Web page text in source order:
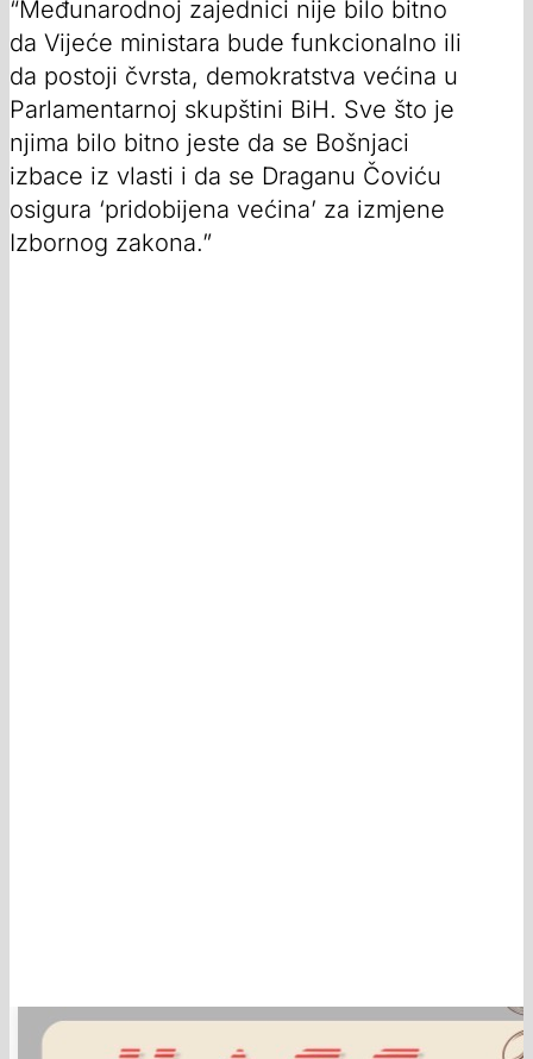
“Međunarodnoj zajednici nije bilo bitno
da Vijeće ministara bude funkcionalno ili
da postoji čvrsta, demokratstva većina u
Parlamentarnoj skupštini BiH. Sve što je
njima bilo bitno jeste da se Bošnjaci
izbace iz vlasti i da se Draganu Čoviću
osigura ‘pridobijena većina’ za izmjene
Izbornog zakona.”